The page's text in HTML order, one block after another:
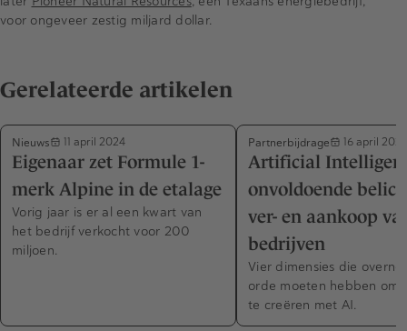
voor ongeveer zestig miljard dollar.
Gerelateerde artikelen
Nieuws 11 april 2024
Eigenaar zet Formule 1-
merk Alpine in de etalage
Vorig jaar is er al een kwart van
het bedrijf verkocht voor 200
miljoen.
Partnerbijdrage 16 april 2024
Artificial
onvoldoende
ver- en aankoop
bedrijven
Vier dimensies die
orde moeten hebben om
te creëren met AI.